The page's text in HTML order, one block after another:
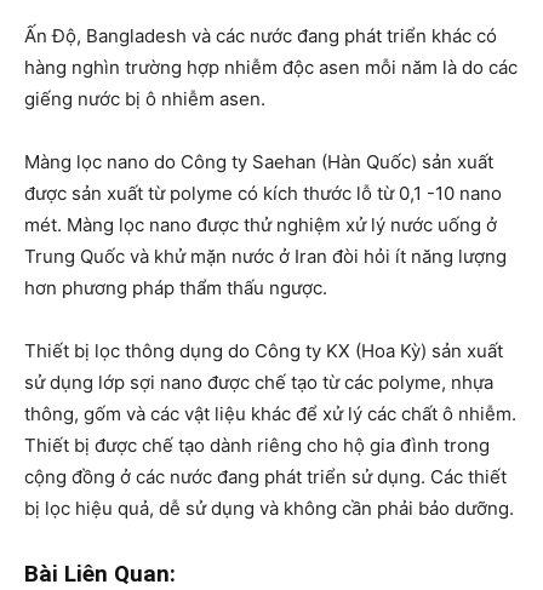
Ấn Độ, Bangladesh và các nước đang phát triển khác có
hàng nghìn trường hợp nhiễm độc asen mỗi năm là do các
giếng nước bị ô nhiễm asen.
Màng lọc nano do Công ty Saehan (Hàn Quốc) sản xuất
được sản xuất từ polyme có kích thước lỗ từ 0,1 -10 nano
mét. Màng lọc nano được thử nghiệm xử lý nước uống ở
Trung Quốc và khử mặn nước ở Iran đòi hỏi ít năng lượng
hơn phương pháp thẩm thấu ngược.
Thiết bị lọc thông dụng do Công ty KX (Hoa Kỳ) sản xuất
sử dụng lớp sợi nano được chế tạo từ các polyme, nhựa
thông, gốm và các vật liệu khác để xử lý các chất ô nhiễm.
Thiết bị được chế tạo dành riêng cho hộ gia đình trong
cộng đồng ở các nước đang phát triển sử dụng. Các thiết
bị lọc hiệu quả, dễ sử dụng và không cần phải bảo dưỡng.
Bài Liên Quan: